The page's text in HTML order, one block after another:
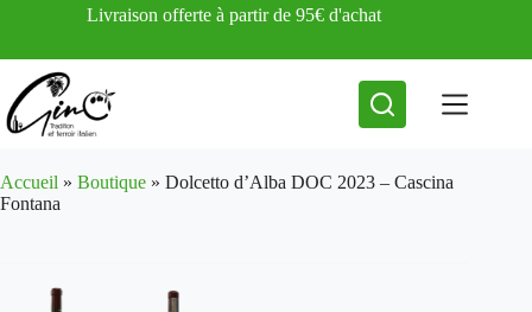
Livraison offerte à partir de 95€ d'achat
Accueil » Boutique » Dolcetto d’Alba DOC 2023 – Cascina
Fontana